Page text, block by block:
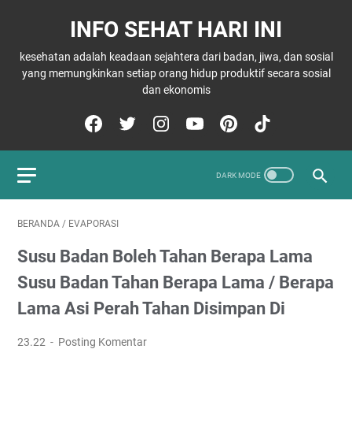
INFO SEHAT HARI INI
kesehatan adalah keadaan sejahtera dari badan, jiwa, dan sosial
yang memungkinkan setiap orang hidup produktif secara sosial
dan ekonomis
BERANDA / EVAPORASI
Susu Badan Boleh Tahan Berapa Lama
Susu Badan Tahan Berapa Lama / Berapa
Lama Asi Perah Tahan Disimpan Di
23.22 Posting Komentar